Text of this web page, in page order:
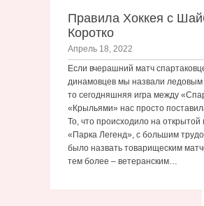
Правила Хоккея с
Коротко
Апрель 18, 2022
Если вчерашний матч
динамовцев мы назвали
то сегодняшняя игра между
«Крыльями» нас просто
То, что происходило на
«Парка Легенд», с большим
было назвать товарищеским
тем более – ветеранским…